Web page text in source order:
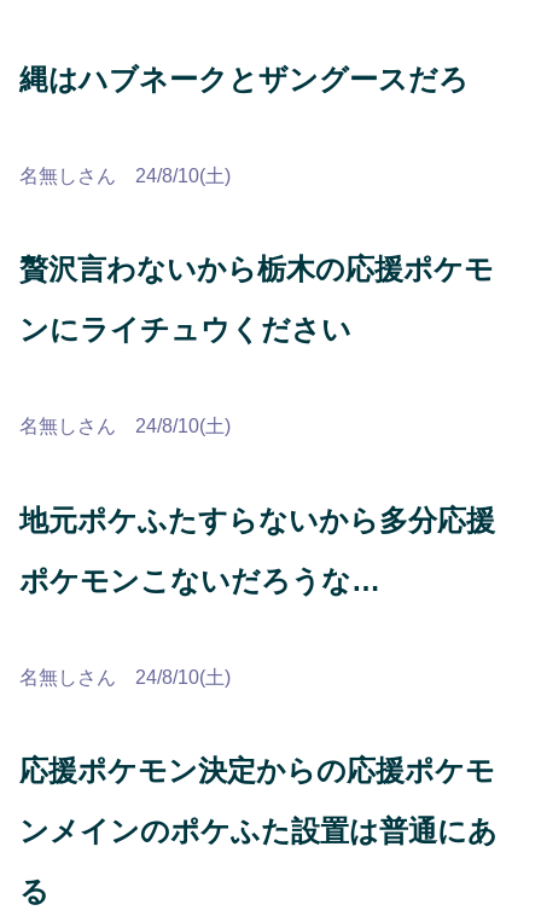
縄はハブネークとザングースだろ
名無しさん 24/8/10(土)
贅沢言わないから栃木の応援ポケモ
ンにライチュウください
名無しさん 24/8/10(土)
地元ポケふたすらないから多分応援
ポケモンこないだろうな…
名無しさん 24/8/10(土)
応援ポケモン決定からの応援ポケモ
ンメインのポケふた設置は普通にあ
る